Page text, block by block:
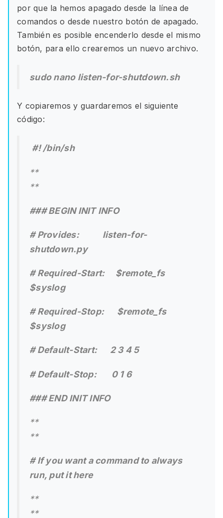
por que la hemos apagado desde la línea de
comandos o desde nuestro botón de apagado.
También es posible encenderlo desde el mismo
botón, para ello crearemos un nuevo archivo.
sudo nano listen-for-shutdown.sh
Y copiaremos y guardaremos el siguiente
código:
#! /bin/sh
**
**
### BEGIN INIT INFO
# Provides: listen-for-
shutdown.py
# Required-Start: $remote_fs
$syslog
# Required-Stop: $remote_fs
$syslog
# Default-Start: 2 3 4 5
# Default-Stop: 0 1 6
### END INIT INFO
**
**
# If you want a command to always
run, put it here
**
**